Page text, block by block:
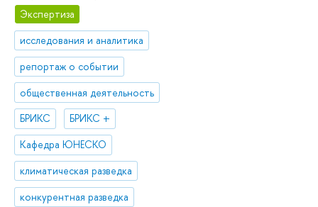
Экспертиза
исследования и аналитика
репортаж о событии
общественная деятельность
БРИКС
БРИКС +
Кафедра ЮНЕСКО
климатическая разведка
конкурентная разведка